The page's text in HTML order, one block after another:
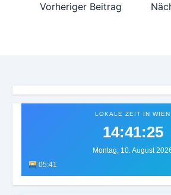
Vorheriger Beitrag
LOKALE ZEIT IN WIEN
14:41:28
Montag, 10. August
05:41